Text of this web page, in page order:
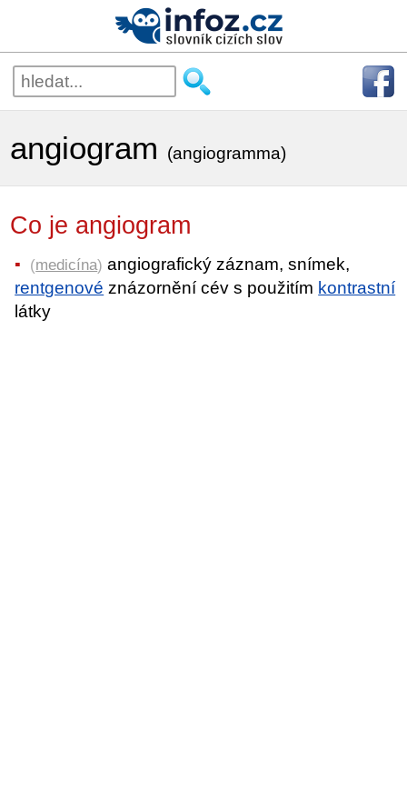
angiogram (angiogramma)
Co je angiogram
(medicína) angiografický záznam, snímek,
rentgenové znázornění cév s použitím kontrastní
látky